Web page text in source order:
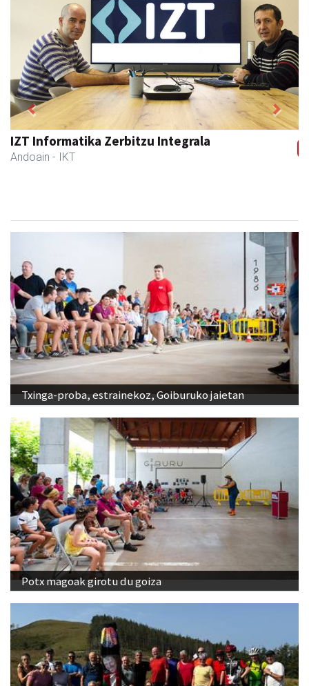
Andoaingo Udala
Andoain - Udaletxeak
Previous Next
Txinga-proba, estrainekoz, Goiburuko jaietan
Potx magoak girotu du goiza